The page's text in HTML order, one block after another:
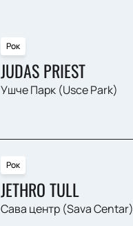
Рок
JUDAS PRIEST
Ушче Парк (Usce Park)
Рок
JETHRO TULL
Сава центр (Sava Centar)